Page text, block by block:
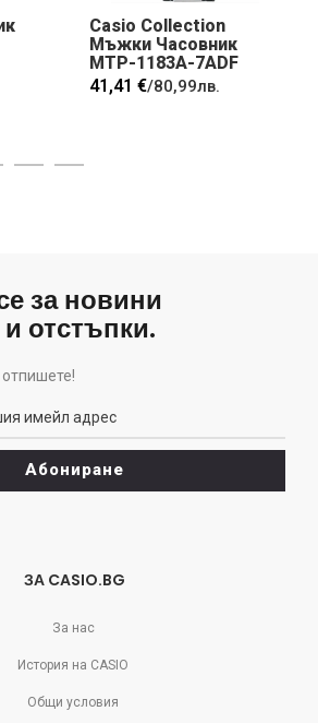
Casio Collection
Мъжки Часовник
MTP-1183A-7ADF
41,41 €/80,99лв.
за новини
отстъпки.
Абониране
ЗА CASIO.BG
За нас
История на CASIO
Общи условия